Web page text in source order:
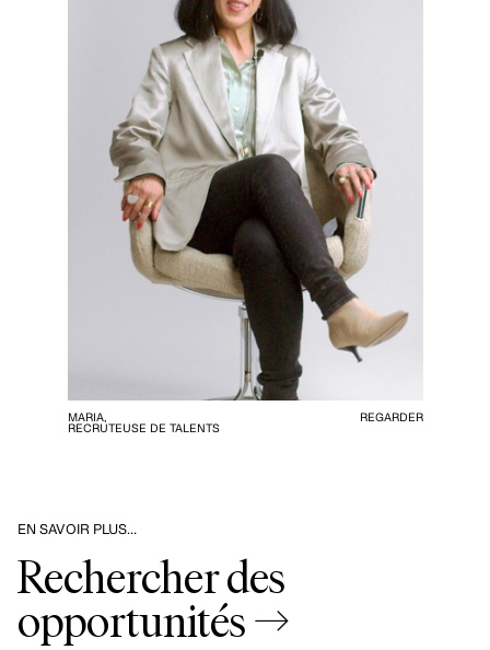
MARIA,
RECRUTEUSE DE TALENTS
REGARDER
EN SAVOIR PLUS…
Rechercher des
opportunités →